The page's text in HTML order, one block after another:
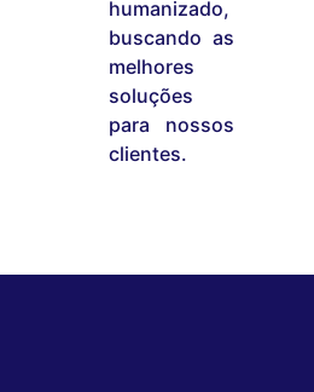
humanizado,
buscando as
melhores
soluções
para nossos
clientes.